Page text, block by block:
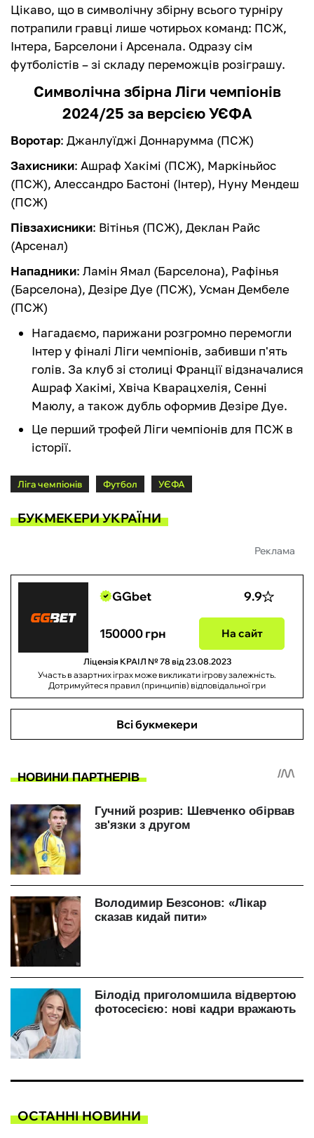
Цікаво, що в символічну збірну всього турніру
потрапили гравці лише чотирьох команд: ПСЖ,
Інтера, Барселони і Арсенала. Одразу сім
футболістів – зі складу переможців розіграшу.
Символічна збірна Ліги чемпіонів
2024/25 за версією УЄФА
Воротар: Джанлуїджі Доннарумма (ПСЖ)
Захисники: Ашраф Хакімі (ПСЖ), Маркіньйос
(ПСЖ), Алессандро Бастоні (Інтер), Нуну Мендеш
(ПСЖ)
Півзахисники: Вітінья (ПСЖ), Деклан Райс
(Арсенал)
Нападники: Ламін Ямал (Барселона), Рафінья
(Барселона), Дезіре Дуе (ПСЖ), Усман Дембеле
(ПСЖ)
Нагадаємо, парижани розгромно перемогли
Інтер у фіналі Ліги чемпіонів, забивши п'ять
голів. За клуб зі столиці Франції відзначалися
Ашраф Хакімі, Хвіча Кварацхелія, Сенні
Маюлу, а також дубль оформив Дезіре Дуе.
Це перший трофей Ліги чемпіонів для ПСЖ в
історії.
Ліга чемпіонів Футбол УЄФА
БУКМЕКЕРИ УКРАЇНИ
Реклама
GGbet 9.9
150000 грн На сайт
Ліцензія КРАІЛ № 78 від 23.08.2023
Участь в азартних іграх може викликати ігрову залежність.
Дотримуйтеся правил (принципів) відповідальної гри
Всі букмекери
ОСТАННІ НОВИНИ